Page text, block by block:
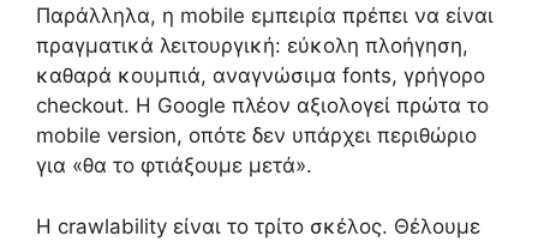
Παράλληλα, η mobile εμπειρία πρέπει να είναι
πραγματικά λειτουργική: εύκολη πλοήγηση,
καθαρά κουμπιά, αναγνώσιμα fonts, γρήγορο
checkout. Η Google πλέον αξιολογεί πρώτα το
mobile version, οπότε δεν υπάρχει περιθώριο
για «θα το φτιάξουμε μετά».
Η crawlability είναι το τρίτο σκέλος. Θέλουμε